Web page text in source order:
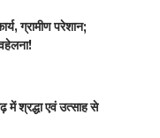
ग्रामीण परेशान;
में श्रद्धा एवं उत्साह से